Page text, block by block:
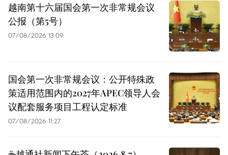
越南第十六届国会第一次非常规会议
公报（第5号）
07/08/2026 13:09
国会第一次非常规会议：公开特殊政
策适用范围内的2027年APEC领导人会
议配套服务项目工程认定标准
07/08/2026 11:27